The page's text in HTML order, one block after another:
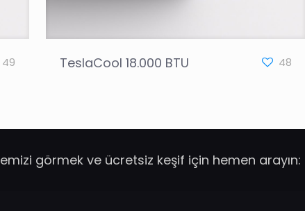
49 TeslaCool 18.000 BTU 48
görmek ve ücretsiz keşif için hemen arayın: